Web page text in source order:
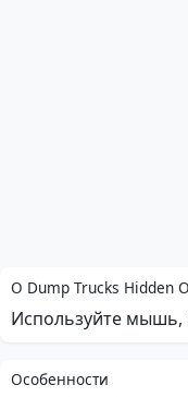
О Dump Trucks Hidden
Используйте мышь,
Особенности